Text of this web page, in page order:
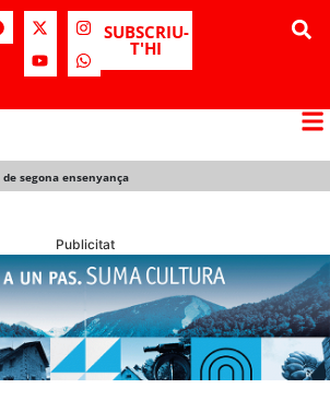
SUBSCRIU-
T'HI
segona ensenyança
Publicitat